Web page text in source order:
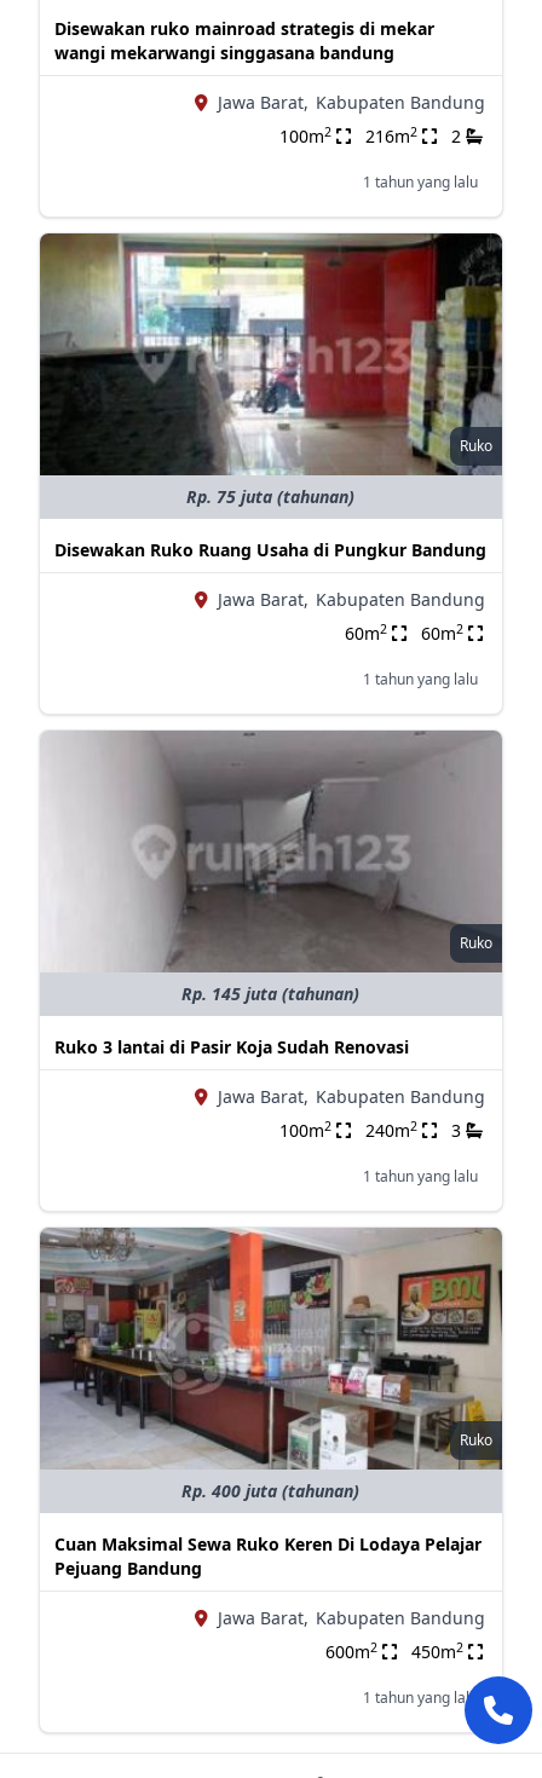
Disewakan ruko mainroad strategis di mekar
wangi mekarwangi singgasana bandung
Jawa Barat, Kabupaten Bandung
100m2 216m2 2
1 tahun yang lalu
Ruko
Rp. 75 juta (tahunan)
Disewakan Ruko Ruang Usaha di Pungkur Bandung
Jawa Barat, Kabupaten Bandung
60m2 60m2
1 tahun yang lalu
Ruko
Rp. 145 juta (tahunan)
Ruko 3 lantai di Pasir Koja Sudah Renovasi
Jawa Barat, Kabupaten Bandung
100m2 240m2 3
1 tahun yang lalu
Ruko
Rp. 400 juta (tahunan)
Cuan Maksimal Sewa Ruko Keren Di Lodaya Pelajar
Pejuang Bandung
Jawa Barat, Kabupaten Bandung
600m2 450m2
1 tahun yang lalu